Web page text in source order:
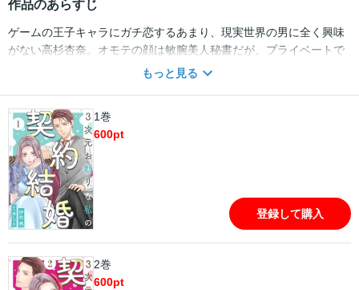
作品のあらすじ
ゲームの王子キャラにガチ恋するあまり、現実世界の男に全く興味
がない高杉杏奈。オモテの顔は敏腕美人秘書だが、プライベートで
は推しにすべてを貢ぐ隠れオタクだ。ある日、取引先のイケメン副
書かれた紙で・・・・・・!? 打算と利害でつながる二人の、契約
結婚ラブコメディ！ ※第1話～3話を収録
もっと見る
1巻
600pt
登録して購入
2巻
600pt